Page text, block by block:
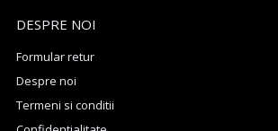
DESPRE NOI
Formular retur
Despre noi
Termeni si conditii